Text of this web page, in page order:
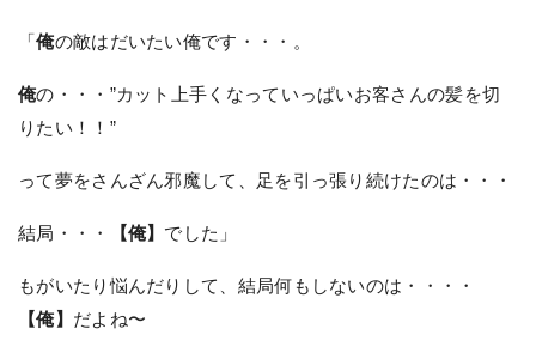
「俺の敵はだいたい俺です・・・。
俺の・・・”カット上手くなっていっぱいお客さんの髪を切
りたい！！”
って夢をさんざん邪魔して、足を引っ張り続けたのは・・・
結局・・・ 【俺】 でした」
もがいたり悩んだりして、結局何もしないのは・・・・
【俺】 だよね〜